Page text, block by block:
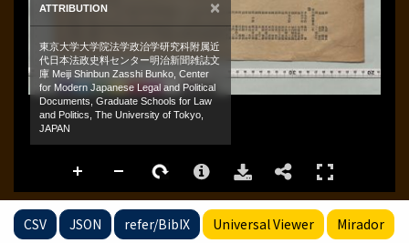
CSV JSON refer/BibIX Universal Viewer Mirador